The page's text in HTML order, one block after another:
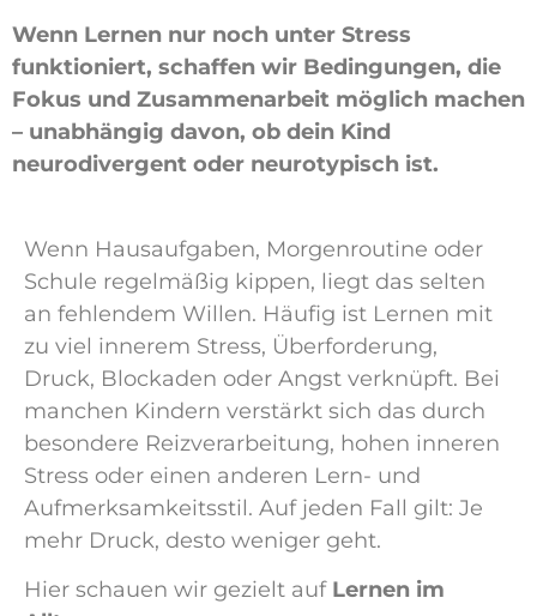
Wenn Lernen nur noch unter Stress
funktioniert, schaffen wir Bedingungen, die
Fokus und Zusammenarbeit möglich machen
– unabhängig davon, ob dein Kind
neurodivergent oder neurotypisch ist.
Wenn Hausaufgaben, Morgenroutine oder
Schule regelmäßig kippen, liegt das selten
an fehlendem Willen. Häufig ist Lernen mit
zu viel innerem Stress, Überforderung,
Druck, Blockaden oder Angst verknüpft. Bei
manchen Kindern verstärkt sich das durch
besondere Reizverarbeitung, hohen inneren
Stress oder einen anderen Lern- und
Aufmerksamkeitsstil. Auf jeden Fall gilt: Je
mehr Druck, desto weniger geht.
Hier schauen wir gezielt auf Lernen im